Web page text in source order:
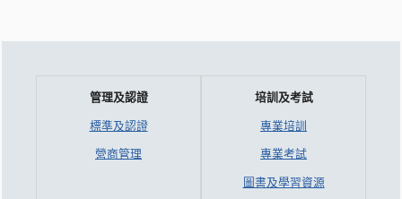
管理及認證
標準及認證
營商管理
培訓及考試
專業培訓
專業考試
圖書及學習資源